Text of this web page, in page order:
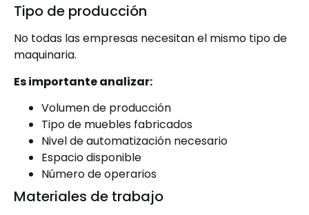
Tipo de producción
No todas las empresas necesitan el mismo tipo de
maquinaria.
Es importante analizar:
Volumen de producción
Tipo de muebles fabricados
Nivel de automatización necesario
Espacio disponible
Número de operarios
Materiales de trabajo